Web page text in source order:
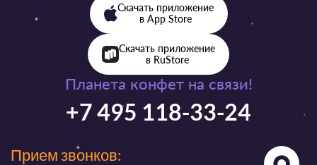
Планета конфет на связи!
+7 495 118-33-24
Прием звонков:
Скачать приложение
в App Store
Скачать приложение
в RuStore